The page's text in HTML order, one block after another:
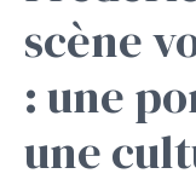
scène
: une
une